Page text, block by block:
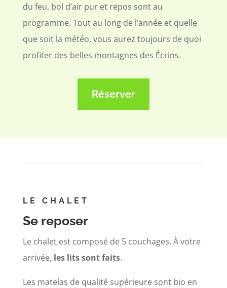
du feu, bol d’air pur et repos sont au
programme. Tout au long de l’année et quelle
que soit la météo, vous aurez toujours de quoi
profiter des belles montagnes des Écrins.
Réserver
LE CHALET
Se reposer
Le chalet est composé de 5 couchages. À votre
arrivée, les lits sont faits.
Les matelas de qualité supérieure sont bio en